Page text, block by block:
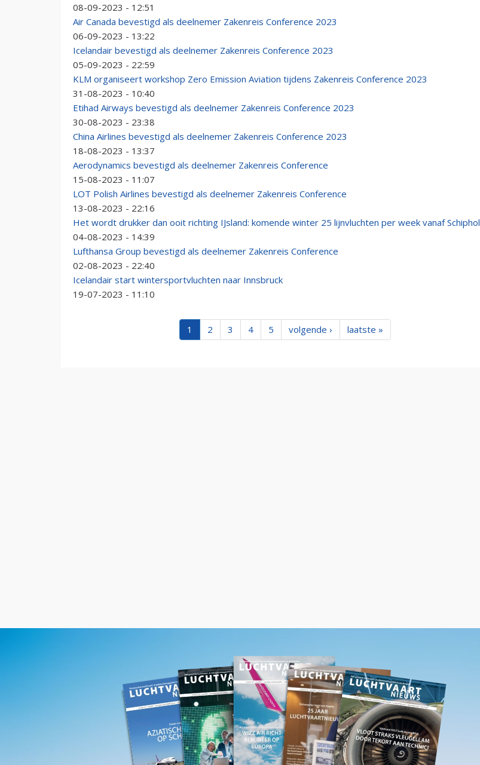
08-09-2023 - 12:51
Air Canada bevestigd als deelnemer Zakenreis Conference 2023
06-09-2023 - 13:22
Icelandair bevestigd als deelnemer Zakenreis Conference 2023
05-09-2023 - 22:59
KLM organiseert workshop Zero Emission Aviation tijdens Zakenreis Conference 2023
31-08-2023 - 10:40
Etihad Airways bevestigd als deelnemer Zakenreis Conference 2023
30-08-2023 - 23:38
China Airlines bevestigd als deelnemer Zakenreis Conference 2023
18-08-2023 - 13:37
Aerodynamics bevestigd als deelnemer Zakenreis Conference
15-08-2023 - 11:07
LOT Polish Airlines bevestigd als deelnemer Zakenreis Conference
13-08-2023 - 22:16
Het wordt drukker dan ooit richting IJsland: komende winter 25 lijnvluchten per week vanaf Schiphol
04-08-2023 - 14:39
Lufthansa Group bevestigd als deelnemer Zakenreis Conference
02-08-2023 - 22:40
Icelandair start wintersportvluchten naar Innsbruck
19-07-2023 - 11:10
1 2 3 4 5 volgende › laatste »